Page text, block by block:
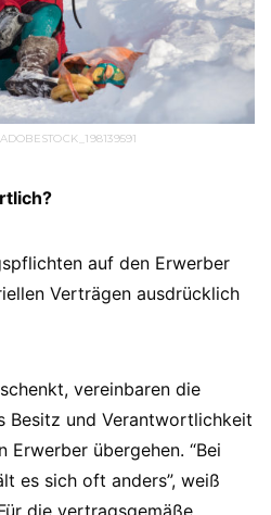
auf den Erwerber
Verträgen ausdrücklich
vereinbaren die
Besitz und Verantwortlichkeit
Erwerber übergehen. “Bei
es sich oft anders”, weiß